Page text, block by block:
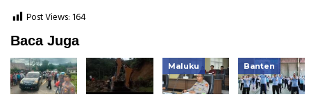
Post Views: 164
Baca Juga
Maluku Banten